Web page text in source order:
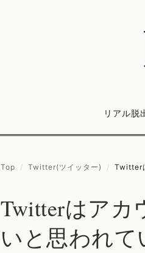
リアル脱
Top / Twitter(ツイッター) / Twitter
Twitterはアカ
いと思われて